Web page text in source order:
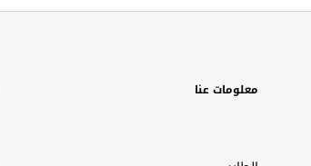
معلومات عنا